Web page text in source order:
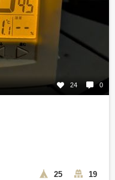
24 0
25 19